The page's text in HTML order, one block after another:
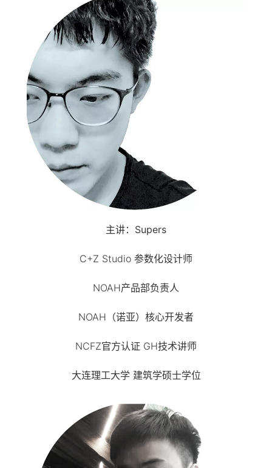
主讲：Supers
C+Z Studio 参数化设计师
NOAH产品部负责人
NOAH（诺亚）核心开发者
NCFZ官方认证 GH技术讲师
大连理工大学 建筑学硕士学位